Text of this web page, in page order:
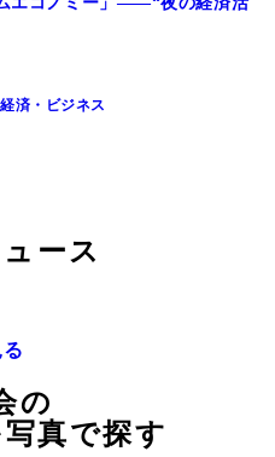
経済・ビジネス
ース
の
真で探す